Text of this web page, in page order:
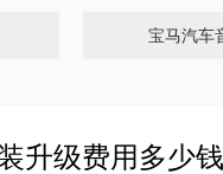
宝马汽车
升级费用多少